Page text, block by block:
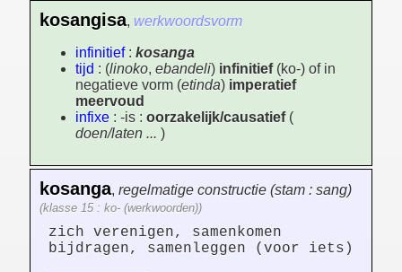
kosangisa, werkwoordsvorm
infinitief: kosanga
tijd : (linoko, ebandeli) infinitief(ko-) of in
negatieve vorm (etinda) imperatief
meervoud
infixe : -is : oorzakelijk/causatief(
doen/laten ... )
kosanga, regelmatige constructie (stam : sang)
(klasse 15 : ko- (werkwoorden))
zich verenigen, samenkomen
bijdragen, samenleggen (voor iets)